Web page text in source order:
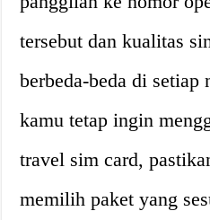
tersebut dan kualitas
berbeda-beda di setiap
kamu tetap ingin
travel sim card,
memilih paket yang